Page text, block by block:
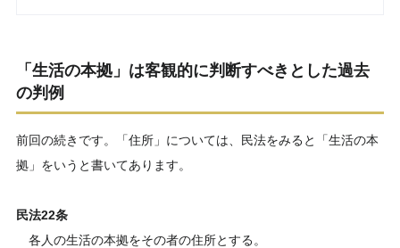
「生活の本拠」は客観的に判断すべきとした過去
の判例
前回の続きです。「住所」については、民法をみると「生活の本
拠」をいうと書いてあります。
民法22条
各人の生活の本拠をその者の住所とする。